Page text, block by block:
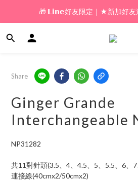
🎁 新好友購物金｜★加入新會
🎁 𝗟𝗶𝗻𝗲好友限定｜★新加好友
🎁 新好友購物金｜★加入新
Share
Ginger Grande
Interchangeable
NP31282
共11對針頭(3.5、4、4.5、5、5.5、6、
連接線(40cmx2/50cmx2)